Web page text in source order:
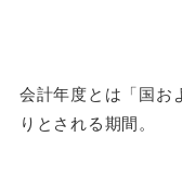
会計年度とは「国お
りとされる期間。